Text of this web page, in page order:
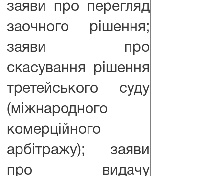
заяви про перегляд
заочного рішення;
заяви про
скасування рішення
третейського суду
(міжнародного
комерційного
арбітражу); заяви
про видачу